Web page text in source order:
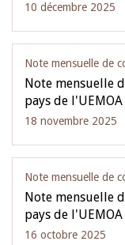
10 décembre 2025
Note mensuelle de
Note mensuelle
pays de
18 novembre 2025
Note mensuelle de
Note mensuelle
pays de
16 octobre 2025